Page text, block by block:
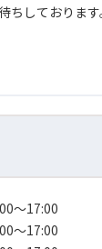
ちしております
～17:00
～17:00